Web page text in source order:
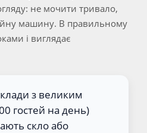
не мочити тривало,
машину. В правильному
і виглядає
з великим
гостей на день)
скло або